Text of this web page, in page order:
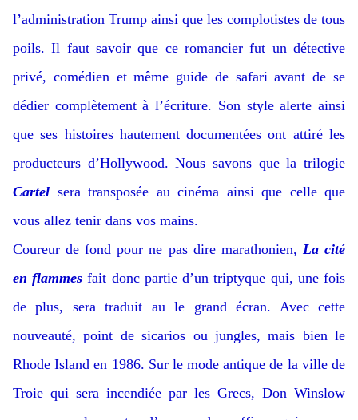
l’administration Trump ainsi que les complotistes de tous
poils. Il faut savoir que ce romancier fut un détective
privé, comédien et même guide de safari avant de se
dédier complètement à l’écriture. Son style alerte ainsi
que ses histoires hautement documentées ont attiré les
producteurs d’Hollywood. Nous savons que la trilogie
Cartel sera transposée au cinéma ainsi que celle que
vous allez tenir dans vos mains.
Coureur de fond pour ne pas dire marathonien, La cité
en flammes fait donc partie d’un triptyque qui, une fois
de plus, sera traduit au le grand écran. Avec cette
nouveauté, point de sicarios ou jungles, mais bien le
Rhode Island en 1986. Sur le mode antique de la ville de
Troie qui sera incendiée par les Grecs, Don Winslow